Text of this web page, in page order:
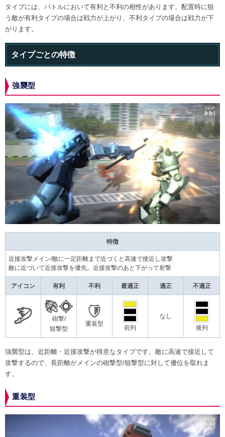
タイプには、バトルにおいて有利と不利の相性があります。配置時に狙
う敵が有利タイプの場合は戦力が上がり、不利タイプの場合は戦力が下
がります。
タイプごとの特徴
強襲型
特徴
近接攻撃メイン/敵に一定距離まで近づくと高速で接近し攻撃
敵に近づいて近接攻撃を優先。近接攻撃のあと下がって射撃
アイコン 有利 不利 最適正 適正 不適正
砲撃/
狙撃型
重装型
前列
なし
後列
強襲型は、近距離・近接攻撃が得意なタイプです。敵に高速で接近して
攻撃するので、長距離がメインの砲撃型/狙撃型に対して優位を取れま
す。
重装型